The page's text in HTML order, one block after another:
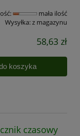
mała ilość
Wysyłka:z magazynu
58,63 zł
koszyka
czasowy